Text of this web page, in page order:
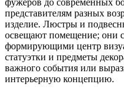
фужеров до современных
представителям разных
изделие. Люстры и
освещают помещение; они
формирующими центр
статуэтки и предметы
важного события или
интерьерную концепцию.